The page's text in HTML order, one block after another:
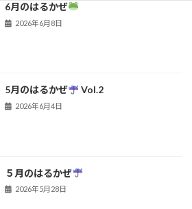
6月のはるかぜ
2026年6月8日
5月のはるかぜ Vol.2
2026年6月4日
５月のはるかぜ
2026年5月28日